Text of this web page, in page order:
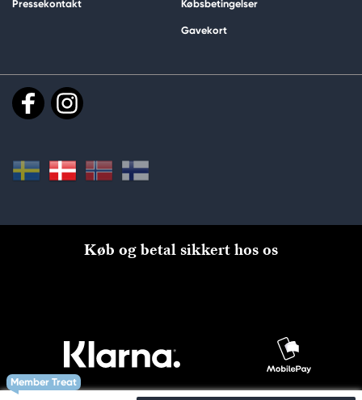
Member Treat
Pressekontakt Købsbetingelser
Gavekort
Køb og betal sikkert hos os